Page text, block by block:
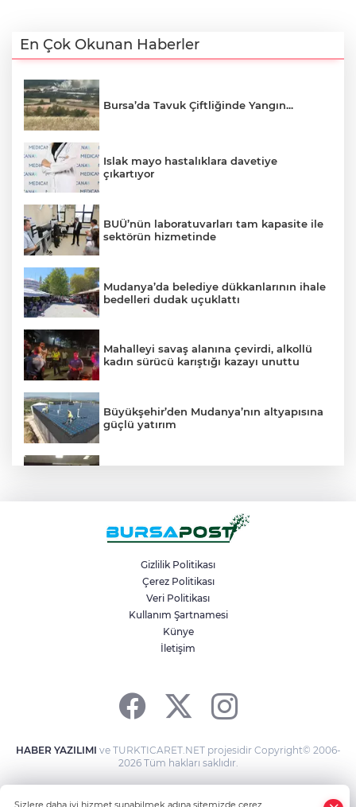
En Çok Okunan Haberler
Bursa’da Tavuk Çiftliğinde Yangın...
Islak mayo hastalıklara davetiye
çıkartıyor
BUÜ’nün laboratuvarları tam kapasite ile
sektörün hizmetinde
Mudanya’da belediye dükkanlarının ihale
bedelleri dudak uçuklattı
Mahalleyi savaş alanına çevirdi, alkollü
kadın sürücü karıştığı kazayı unuttu
Büyükşehir’den Mudanya’nın altyapısına
güçlü yatırım
Kamyona çarpan tırın kupası dorseden
Büyükşehir’den Panayır’da altyapı ve
ulaşım atağı
Gizlilik Politikası
Çerez Politikası
Veri Politikası
Kullanım Şartnamesi
Künye
İletişim
HABER YAZILIMI ve TURKTICARET.NET projesidir Copyright© 2006-
2026 Tüm hakları saklıdır.
Sizlere daha iyi hizmet sunabilmek adına sitemizde çerez